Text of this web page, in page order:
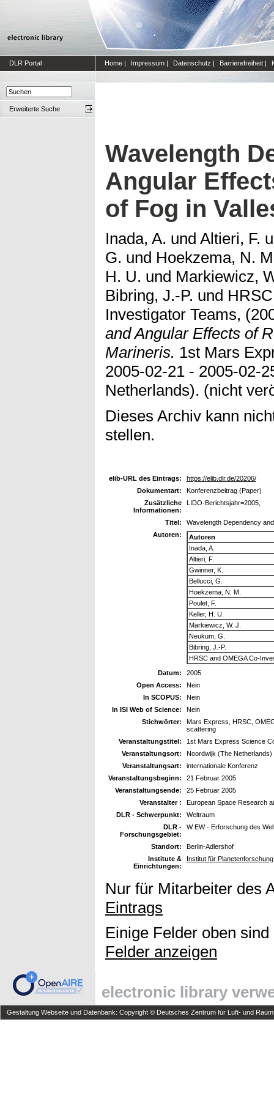
DLR Portal Home | Impressum | Datenschutz | Barrierefreiheit |
Erweiterte Suche
Wavelength
Angular
of Fog in
Inada, A. und Altieri, F.
G. und Hoekzema, N.
H. U. und Markiewicz,
Bibring, J.-P. und
Investigator Teams,
and Angular Effects of
Marineris. 1st Mars
2005-02-21 - 2005-02-
Netherlands). (nicht
Dieses Archiv kann
stellen.
elib-URL des Eintrags:
https://elib.dlr.de/20206/
Dokumentart:
Konferenzbeitrag (Paper)
Zusätzliche
Informationen:
LIDO-Berichtsjahr=2005,
Titel:
Wavelength Dependency
Autoren:
Autoren
Inada, A.
Altieri, F.
Gwinner, K.
Bellucci, G.
Hoekzema, N. M.
Poulet, F.
Keller, H. U.
Markiewicz, W. J.
Neukum, G.
Bibring, J.-P.
HRSC and OMEGA Co-
Datum:
2005
Open Access:
Nein
In SCOPUS:
Nein
In ISI Web of Science:
Nein
Stichwörter:
Mars Express, HRSC,
scattering
Veranstaltungstitel:
1st Mars Express Science
Veranstaltungsort:
Noordwijk (The Netherlands)
Veranstaltungsart:
internationale Konferenz
Veranstaltungsbeginn:
21 Februar 2005
Veranstaltungsende:
25 Februar 2005
Veranstalter :
European Space Research
DLR - Schwerpunkt:
Weltraum
DLR -
Forschungsgebiet:
W EW - Erforschung des
Standort:
Berlin-Adlershof
Institute &
Einrichtungen:
Institut für Planetenforschung
Nur für Mitarbeiter des
Eintrags
Einige Felder oben
Felder anzeigen
electronic library
Gestaltung Webseite und Datenbank: Copyright © Deutsches Zentrum für Luft- und